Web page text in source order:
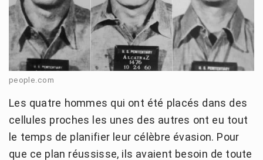
people.com
Les quatre hommes qui ont été placés dans des
cellules proches les unes des autres ont eu tout
le temps de planifier leur célèbre évasion. Pour
que ce plan réussisse, ils avaient besoin de toute